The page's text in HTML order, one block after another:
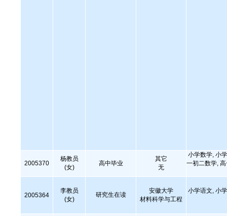
2005370
杨教员
(女)
高中毕业
其它
无
小学数学, 小
一初二数学,
2005364
李教员
(女)
研究生在读
安徽大学
材料科学与工程
小学语文, 小